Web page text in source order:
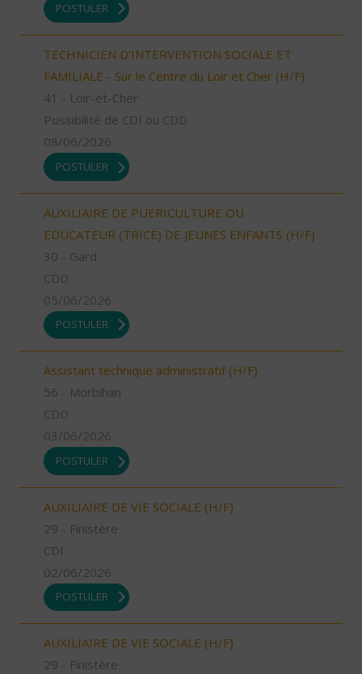
POSTULER
TECHNICIEN D’INTERVENTION SOCIALE ET
FAMILIALE - Sur le Centre du Loir et Cher (H/F)
41 - Loir-et-Cher
Possibilité de CDI ou CDD
08/06/2026
POSTULER
AUXILIAIRE DE PUERICULTURE OU
EDUCATEUR (TRICE) DE JEUNES ENFANTS (H/F)
30 - Gard
CDD
05/06/2026
POSTULER
Assistant technique administratif (H/F)
56 - Morbihan
CDD
03/06/2026
POSTULER
AUXILIAIRE DE VIE SOCIALE (H/F)
29 - Finistère
CDI
02/06/2026
POSTULER
AUXILIAIRE DE VIE SOCIALE (H/F)
29 - Finistère